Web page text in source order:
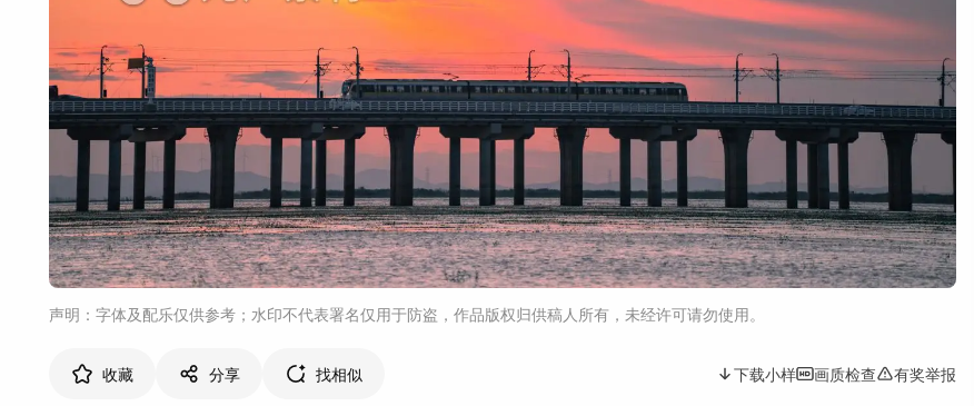
声明：字体及配乐仅供参考；水印不代表署名仅用于防盗，作品版权归供稿人所有，未经许可请勿使用。
收藏 分享 找相似 下载小样 画质检查 有奖举报